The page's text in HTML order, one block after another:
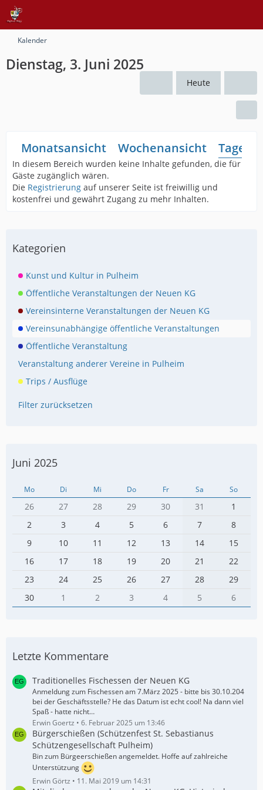
Kalender
Dienstag, 3. Juni 2025
Heute
Monatsansicht Wochenansicht
In diesem Bereich wurden keine Inhalte gefunden, die für
Gäste zugänglich wären.
Die Registrierung auf unserer Seite ist freiwillig und
kostenfrei und gewährt Zugang zu mehr Inhalten.
Kategorien
Kunst und Kultur in Pulheim
Öffentliche Veranstaltungen der Neuen KG
Vereinsinterne Veranstaltungen der Neuen KG
Vereinsunabhängige öffentliche Veranstaltungen
Öffentliche Veranstaltung
Veranstaltung anderer Vereine in Pulheim
Trips / Ausflüge
Filter zurücksetzen
Juni 2025
Mo Di Mi Do Fr Sa So
26 27 28 29 30 31
1
2
3 4 5 6 7
8
9
10 11 12 13 14
15
16
17 18 19 20 21
22
23
24 25 26 27 28
29
30
1 2 3 4 5 6
Letzte Kommentare
Traditionelles Fischessen der Neuen KG
Anmeldung zum Fischessen am 7.März 2025 - bitte bis 30.10.204
bei der Geschäftsstelle? He das Datum ist echt cool! Na dann viel
Spaß - hatte nicht…
Erwin Goertz
6. Februar 2025 um 13:46
Bürgerschießen (Schützenfest St. Sebastianus
Schützengesellschaft Pulheim)
Bin zum Bürgeerschießen angemeldet. Hoffe auf zahlreiche
Unterstützung
Erwin Görtz
11. Mai 2019 um 14:31